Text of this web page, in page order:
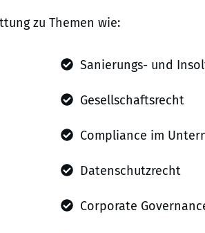
zu Themen wie:
Sanierungs- und
Gesellschaftsrecht
Compliance im
Datenschutzrecht
Corporate